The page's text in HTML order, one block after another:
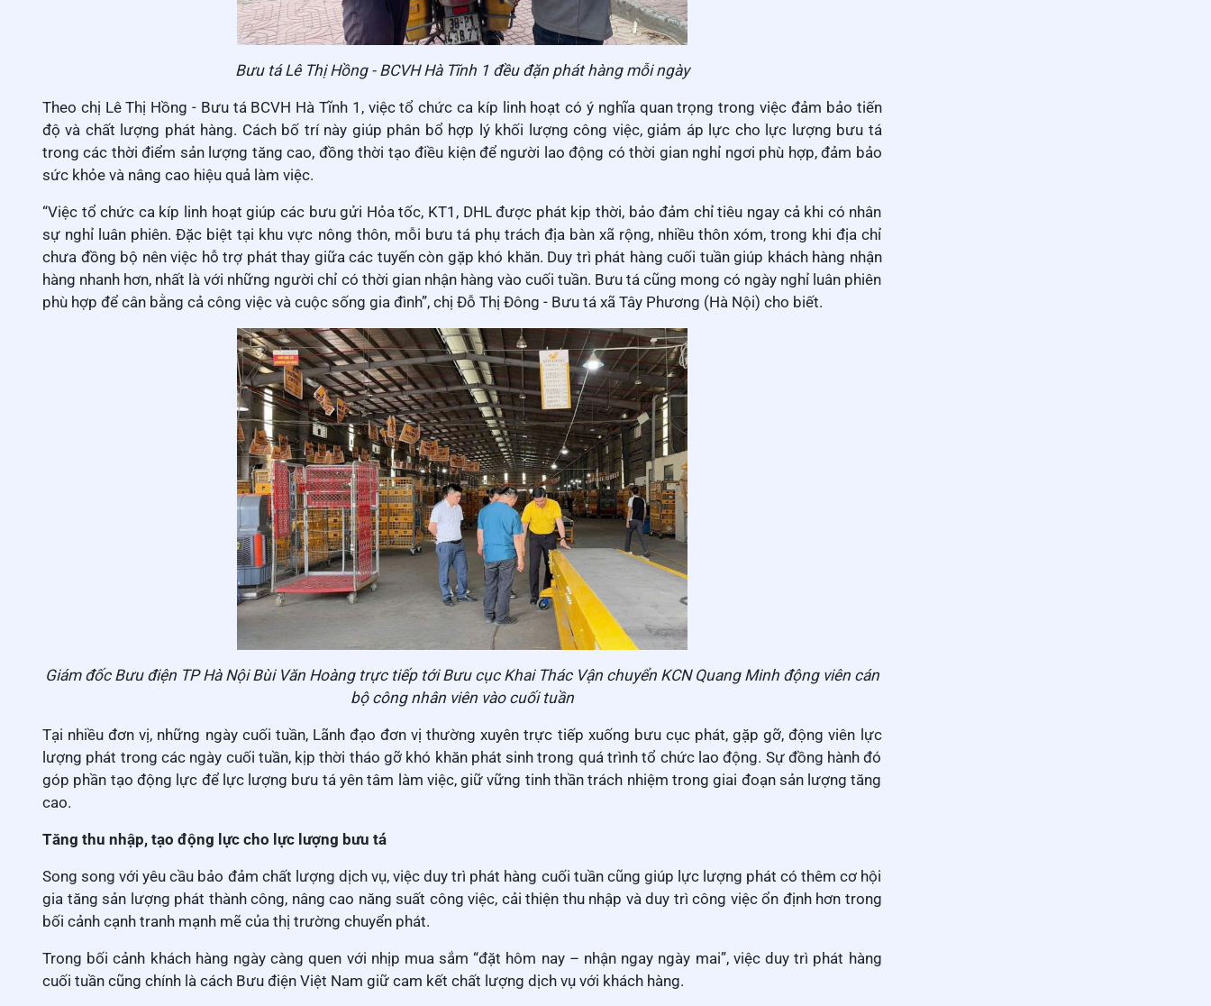
Bưu tá Lê Thị Hồng - BCVH Hà Tĩnh 1 đều đặn phát hàng mỗi ngày
Theo chị Lê Thị Hồng - Bưu tá BCVH Hà Tĩnh 1, việc tổ chức ca kíp linh hoạt có ý nghĩa quan trọng trong việc đảm bảo tiến
độ và chất lượng phát hàng. Cách bố trí này giúp phân bổ hợp lý khối lượng công việc, giảm áp lực cho lực lượng bưu tá
trong các thời điểm sản lượng tăng cao, đồng thời tạo điều kiện để người lao động có thời gian nghỉ ngơi phù hợp, đảm bảo
sức khỏe và nâng cao hiệu quả làm việc.
“Việc tổ chức ca kíp linh hoạt giúp các bưu gửi Hỏa tốc, KT1, DHL được phát kịp thời, bảo đảm chỉ tiêu ngay cả khi có nhân
sự nghỉ luân phiên. Đặc biệt tại khu vực nông thôn, mỗi bưu tá phụ trách địa bàn xã rộng, nhiều thôn xóm, trong khi địa chỉ
chưa đồng bộ nên việc hỗ trợ phát thay giữa các tuyến còn gặp khó khăn. Duy trì phát hàng cuối tuần giúp khách hàng nhận
hàng nhanh hơn, nhất là với những người chỉ có thời gian nhận hàng vào cuối tuần. Bưu tá cũng mong có ngày nghỉ luân phiên
phù hợp để cân bằng cả công việc và cuộc sống gia đình”, chị Đỗ Thị Đông - Bưu tá xã Tây Phương (Hà Nội) cho biết.
Giám đốc Bưu điện TP Hà Nội Bùi Văn Hoàng trực tiếp tới Bưu cục Khai Thác Vận chuyển KCN Quang Minh động viên cán
bộ công nhân viên vào cuối tuần
Tại nhiều đơn vị, những ngày cuối tuần, Lãnh đạo đơn vị thường xuyên trực tiếp xuống bưu cục phát, gặp gỡ, động viên lực
lượng phát trong các ngày cuối tuần, kịp thời tháo gỡ khó khăn phát sinh trong quá trình tổ chức lao động. Sự đồng hành đó
góp phần tạo động lực để lực lượng bưu tá yên tâm làm việc, giữ vững tinh thần trách nhiệm trong giai đoạn sản lượng tăng
cao.
Tăng thu nhập, tạo động lực cho lực lượng bưu tá
Song song với yêu cầu bảo đảm chất lượng dịch vụ, việc duy trì phát hàng cuối tuần cũng giúp lực lượng phát có thêm cơ hội
gia tăng sản lượng phát thành công, nâng cao năng suất công việc, cải thiện thu nhập và duy trì công việc ổn định hơn trong
bối cảnh cạnh tranh mạnh mẽ của thị trường chuyển phát.
Trong bối cảnh khách hàng ngày càng quen với nhịp mua sắm “đặt hôm nay – nhận ngay ngày mai”, việc duy trì phát hàng
cuối tuần cũng chính là cách Bưu điện Việt Nam giữ cam kết chất lượng dịch vụ với khách hàng.